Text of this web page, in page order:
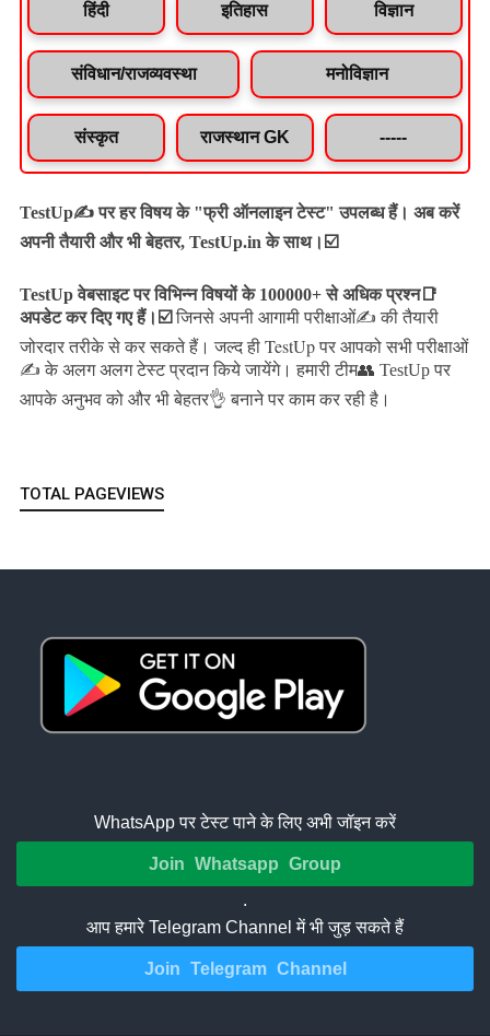
हिंदी इतिहास विज्ञान
संविधान/राजव्यवस्था मनोविज्ञान
संस्कृत राजस्थान GK -----
TestUp✍️ पर हर विषय के "फ्री ऑनलाइन टेस्ट" उपलब्ध हैं। अब करें
अपनी तैयारी और भी बेहतर, TestUp.in के साथ।☑️
TestUp वेबसाइट पर विभिन्न विषयों के 100000+ से अधिक प्रश्न📑
अपडेट कर दिए गए हैं। ☑️ जिनसे अपनी आगामी परीक्षाओं✍️ की तैयारी
जोरदार तरीके से कर सकते हैं।जल्द ही TestUp पर आपको सभी परीक्षाओं
✍️ के अलग अलग टेस्ट प्रदान किये जायेंगे। हमारी टीम👥 TestUp पर
आपके अनुभव को और भी बेहतर👌 बनाने पर काम कर रही है।
TOTAL PAGEVIEWS
WhatsApp पर टेस्ट पाने के लिए अभी जॉइन करें
Join Whatsapp Group
.
आप हमारे Telegram Channel में भी जुड़ सकते हैं
Join Telegram Channel